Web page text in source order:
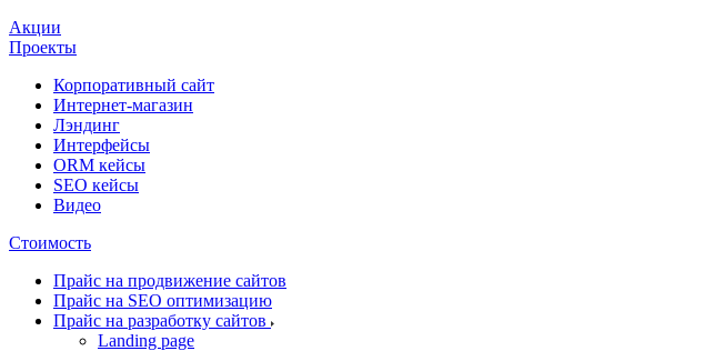
Акции
Проекты
Корпоративный сайт
Интернет-магазин
Лэндинг
Интерфейсы
ORM кейсы
SEO кейсы
Видео
Стоимость
Прайс на продвижение сайтов
Прайс на SEO оптимизацию
Прайс на разработку сайтов
Landing page